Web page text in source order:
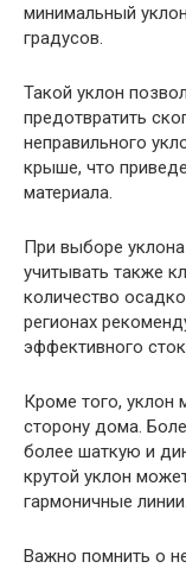
минимальный
градусов.
Такой уклон
предотвратить
неправильного
крыше, что
материала.
При выборе
учитывать также
количество
регионах
эффективного
Кроме того, уклон
сторону дома.
более шаткую и
крутой уклон
гармоничные линии.
Важно помнить о